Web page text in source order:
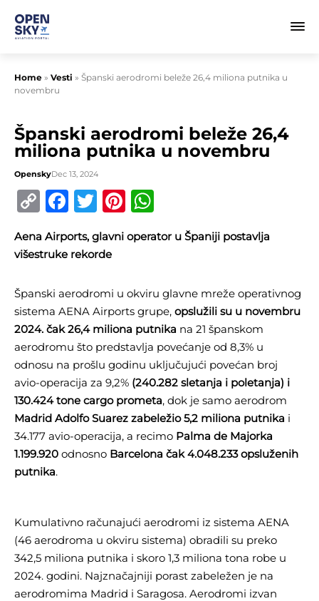
Home » Vesti » Španski aerodromi beleže 26,4 miliona putnika u
novembru
Španski aerodromi beleže 26,4
miliona putnika u novembru
OpenskyDec 13, 2024
CopyFacebook
TwitterPinterest
Aena Airports, glavni operator u Španiji postavlja
višestruke rekorde
Španski aerodromi u okviru glavne mreže operativnog
sistema AENA Airports grupe, opslužili su u novembru
2024. čak 26,4 miliona putnika na 21 španskom
aerodromu što predstavlja povećanje od 8,3% u
odnosu na prošlu godinu uključujući povećan broj
avio-operacija za 9,2% (240.282 sletanja i poletanja) i
130.424 tone cargo prometa, dok je samo aerodrom
Madrid Adolfo Suarez zabeležio 5,2 miliona putnika i
34.177 avio-operacija, a recimo Palma de Majorka
1.199.920 odnosno Barcelona čak 4.048.233 opsluženih
putnika.
Kumulativno računajući aerodromi iz sistema AENA
(46 aerodroma u okviru sistema) obradili su preko
342,5 miliona putnika i skoro 1,3 miliona tona robe u
2024. godini. Najznačajniji porast zabeležen je na
aerodromima Madrid i Saragosa. Aerodromi izvan